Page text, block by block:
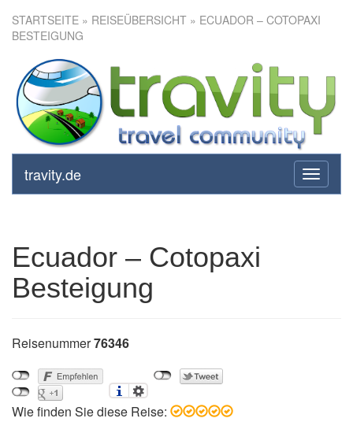
STARTSEITE » REISEÜBERSICHT » ECUADOR – COTOPAXI
BESTEIGUNG
toggle
travity.de
Ecuador – Cotopaxi
Besteigung
Ecuador – Cotopaxi
Besteigung
Reisenummer76346
Wie finden Sie diese Reise: